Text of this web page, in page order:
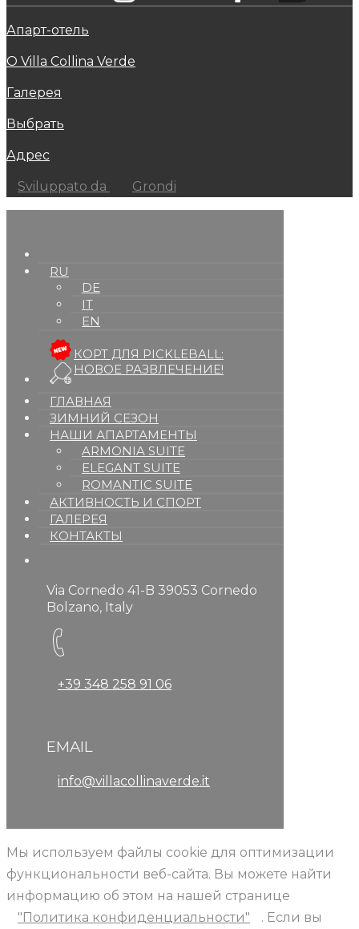
Апарт-отель
О Villa Collina Verde
Галерея
Выбрать
Адрес
Sviluppato da Grondi
RU
DE
IT
EN
КОРТ ДЛЯ PICKLEBALL:
НОВОЕ РАЗВЛЕЧЕНИЕ!
ГЛАВНАЯ
ЗИМНИЙ СЕЗОН
НАШИ АПАРТАМЕНТЫ
ARMONIA SUITE
ELEGANT SUITE
ROMANTIC SUITE
АКТИВНОСТЬ И СПОРТ
ГАЛЕРЕЯ
КОНТАКТЫ
Via Cornedo 41-B 39053 Cornedo
Bolzano, Italy
+39 348 258 91 06
EMAIL
info@villacollinaverde.it
Мы используем файлы cookie для оптимизации
функциональности веб-сайта. Вы можете найти
информацию об этом на нашей странице
"Политика конфиденциальности"
. Если вы